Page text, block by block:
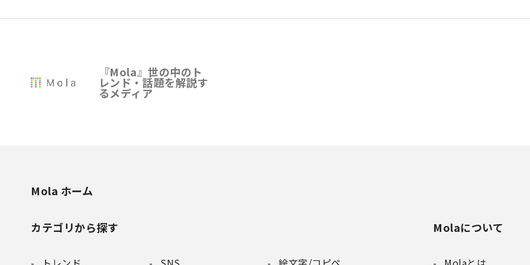
『Mola』世の中のト
レンド・話題を解説す
るメディア
Mola ホーム
カテゴリから探す Molaについて